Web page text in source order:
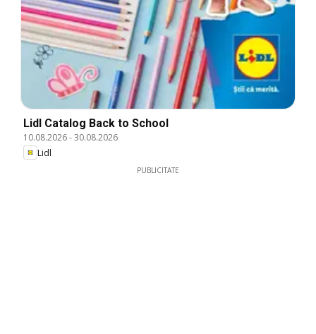
Lidl Catalog Back to School
10.08.2026-30.08.2026
Lidl
PUBLICITATE